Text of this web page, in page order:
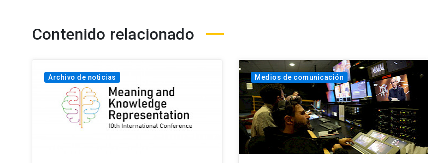
Contenido relacionado
Archivo de noticias Medios de comunicación